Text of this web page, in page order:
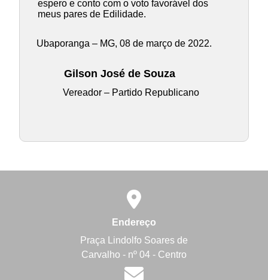
espero e conto com o voto favorável dos
meus pares de Edilidade.
Ubaporanga – MG, 08 de março de 2022.
Gilson José de Souza
Vereador – Partido Republicano
Endereço
Praça Lindolfo Soares de
Carvalho - nº 04 - Centro